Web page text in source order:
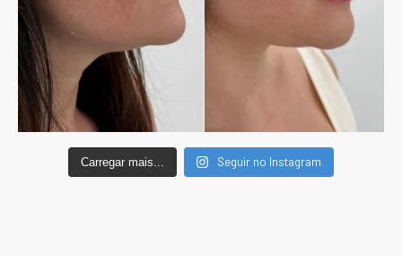
Carregar mais... Seguir no Instagram